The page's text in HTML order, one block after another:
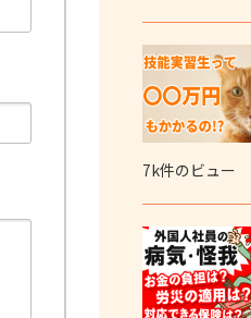
7k件のビュー